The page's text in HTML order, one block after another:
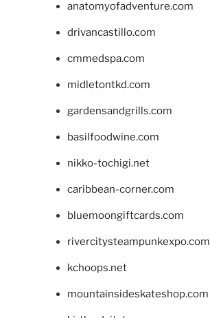
anatomyofadventure.com
drivancastillo.com
cmmedspa.com
midletontkd.com
gardensandgrills.com
basilfoodwine.com
nikko-tochigi.net
caribbean-corner.com
bluemoongiftcards.com
rivercitysteampunkexpo.com
kchoops.net
mountainsideskateshop.com